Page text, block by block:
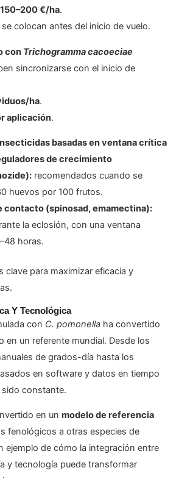
150–200 €/ha.
se colocan antes del inicio de vuelo.
con Trichogramma cacoeciae
sincronizarse con el inicio de
ha.
aplicación.
basadas en ventana crítica
de crecimiento
recomendados cuando se
huevos por 100 frutos.
contacto (spinosad, emamectina):
la eclosión, con una ventana
horas.
clave para maximizar eficacia y
Y Tecnológica
con C. pomonella ha convertido
en un referente mundial. Desde los
de grados-día hasta los
en software y datos en tiempo
sido constante.
en un modelo de referencia
fenológicos a otras especies de
ejemplo de cómo la integración entre
y tecnología puede transformar